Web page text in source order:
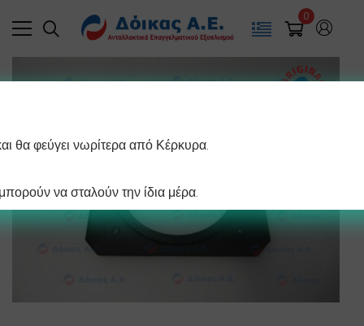
0
θα φεύγει νωρίτερα από Κέρκυρα.
να σταλούν την ίδια μέρα.